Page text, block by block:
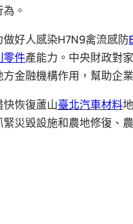
。
做好人感染H7N9禽流感防
零件產能力。中央財政對家
金融機構作用，幫助企
快恢復蘆山臺北汽車材料
災毀設施和農地修復、